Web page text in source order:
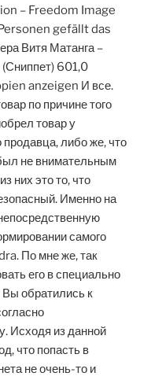
– Freedom Image
gefällt das
Витя Матанга –
601,0
anzeigen И все.
по причине того
товар у
продавца, либо же, что
не внимательным
них это то, что
Именно на
самого
По мне же, так
его в специально
Вы обратились к
Исходя из данной
что попасть в
не очень-то и